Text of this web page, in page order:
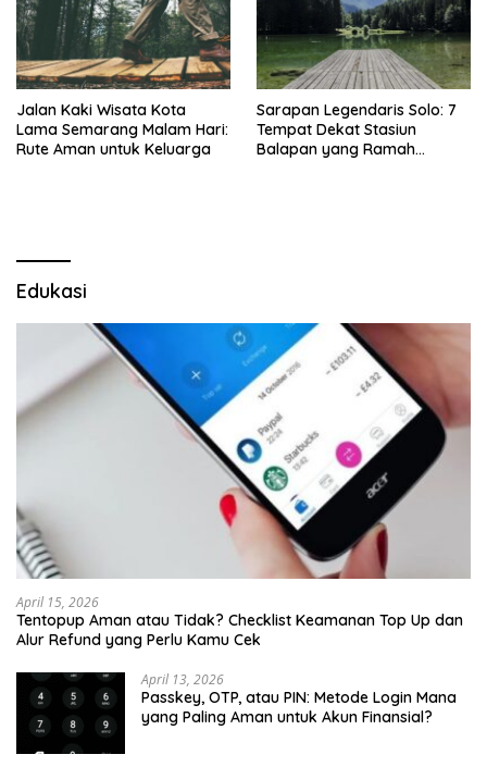
Jalan Kaki Wisata Kota
Lama Semarang Malam Hari:
Rute Aman untuk Keluarga
Sarapan Legendaris Solo: 7
Tempat Dekat Stasiun
Balapan yang Ramah
Edukasi
April 15, 2026
Tentopup Aman atau Tidak? Checklist Keamanan Top Up dan
Alur Refund yang Perlu Kamu Cek
April 13, 2026
Passkey, OTP, atau PIN: Metode Login Mana
yang Paling Aman untuk Akun Finansial?